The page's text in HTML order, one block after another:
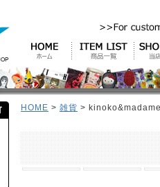
HOME > 雑貨 >